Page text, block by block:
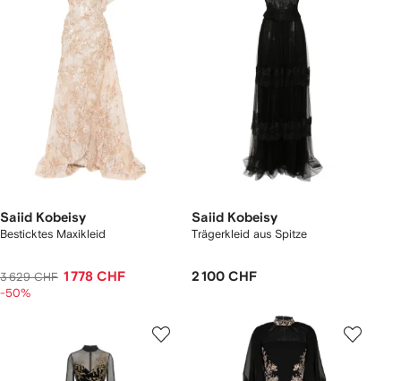
Saiid Kobeisy
Besticktes Maxikleid
3 629 CHF 1 778 CHF
-50%
Saiid Kobeisy
Trägerkleid aus Spitze
2 100 CHF